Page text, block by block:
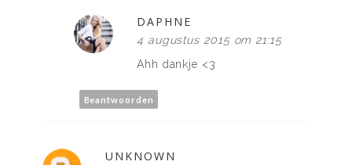
DAPHNE
4 augustus 2015 om 21:15
Ahh dankje <3
Beantwoorden
UNKNOWN